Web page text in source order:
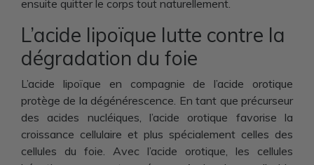
ensuite quitter le corps tout naturellement.
L’acide lipoïque lutte contre la
dégradation du foie
L’acide lipoïque en compagnie de l’acide orotique
protège de la dégénérescence. En tant que précurseur
des acides nucléiques, l’acide orotique favorise la
croissance cellulaire et plus spécialement celles des
cellules du foie. Avec l’acide orotique, les cellules